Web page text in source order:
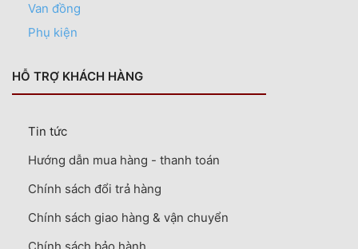
Van đồng
Phụ kiện
HỖ TRỢ KHÁCH HÀNG
Tin tức
Hướng dẫn mua hàng - thanh toán
Chính sách đổi trả hàng
Chính sách giao hàng & vận chuyển